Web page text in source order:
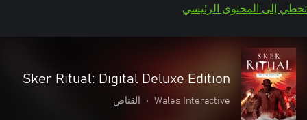
تخطي إلى المحتوى الرئيسي
Sker Ritual: Digital Deluxe Edition
Wales Interactive
• القناص